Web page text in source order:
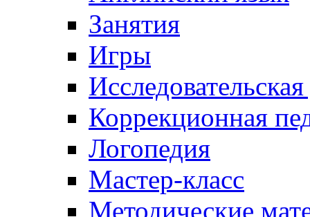
Занятия
Игры
Коррекционная
Логопедия
Мастер-класс
Методические